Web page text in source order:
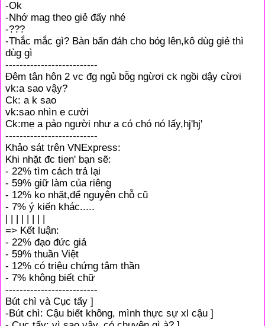
-Ok
-Nhớ mag theo giẻ đấy nhé
-???
-Thắc mắc gì? Bàn bẩn đáh cho bóg lên,kô dùg giẻ thì
dùg gì
--------------------------
Đêm tân hôn 2 vc đg ngủ bỗg ngừơi ck ngồi dậy cừơi
vk:a sao vậy?
Ck: a k sao
vk:sao nhìn e cười
Ck:mẹ a pảo người như a có chó nó lấy,hj'hj'
--------------------------
Khảo sát trên VNExpress:
Khi nhặt đc tien' bạn sẽ:
- 22% tìm cách trả lại
- 59% giữ làm của riêng
- 12% ko nhặt,để nguyên chỗ cũ
- 7% ý kiến khác.....
| | | | | | | |
=> Kết luận:
- 22% đạo đức giả
- 59% thuần Việt
- 12% có triệu chứng tâm thần
- 7% không biết chữ
--------------------------
Bút chì và Cục tẩy ]
-Bút chì: Cậu biết không, mình thực sự xl cậu ]